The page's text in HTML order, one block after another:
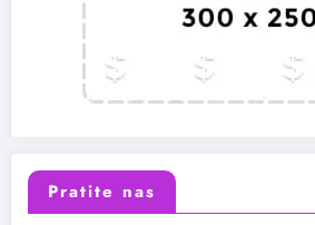
Pratite nas